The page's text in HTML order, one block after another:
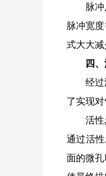
脉
脉冲宽
式大大
四
经
了实现
活
通过活
面的微